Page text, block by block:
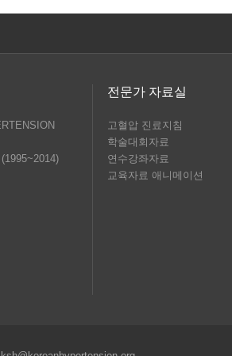
전문가 자료실
고혈압 진료지침
학술대회자료
연수강좌자료
교육자료 애니메이션